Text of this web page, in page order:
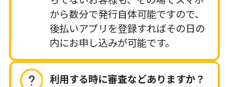
から数分で発行自体可能ですので、
後払いアプリを登録すればその日の
内にお申し込みが可能です。
利用する時に審査などありますか？